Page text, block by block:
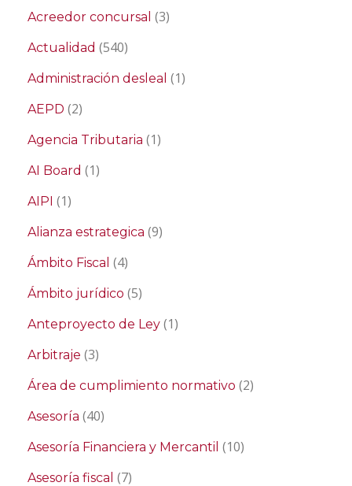
Acreedor concursal (3)
Actualidad (540)
Administración desleal (1)
AEPD (2)
Agencia Tributaria (1)
AI Board (1)
AIPI (1)
Alianza estrategica (9)
Ámbito Fiscal (4)
Ámbito jurídico (5)
Anteproyecto de Ley (1)
Arbitraje (3)
Área de cumplimiento normativo (2)
Asesoría (40)
Asesoría Financiera y Mercantil (10)
Asesoría fiscal (7)